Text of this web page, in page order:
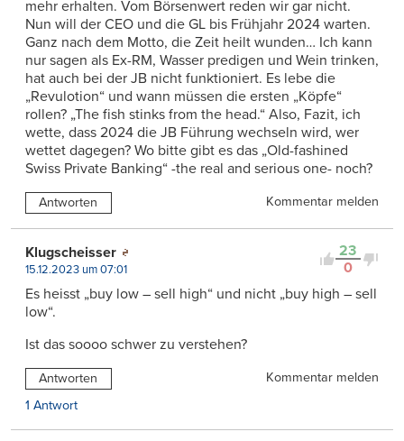
mehr erhalten. Vom Börsenwert reden wir gar nicht.
Nun will der CEO und die GL bis Frühjahr 2024 warten.
Ganz nach dem Motto, die Zeit heilt wunden… Ich kann
nur sagen als Ex-RM, Wasser predigen und Wein trinken,
hat auch bei der JB nicht funktioniert. Es lebe die
„Revulotion“ und wann müssen die ersten „Köpfe“
rollen? „The fish stinks from the head.“ Also, Fazit, ich
wette, dass 2024 die JB Führung wechseln wird, wer
wettet dagegen? Wo bitte gibt es das „Old-fashined
Swiss Private Banking“ -the real and serious one- noch?
Antworten Kommentar melden
23
0
Klugscheisser
15.12.2023 um 07:01
Es heisst „buy low – sell high“ und nicht „buy high – sell
low“.
Ist das soooo schwer zu verstehen?
Antworten
Kommentar melden
1 Antwort